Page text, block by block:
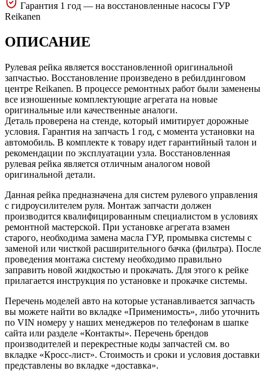
Гарантия 1 год — на восстановленные насосы ГУР
Reikanen
ОПИСАНИЕ
Рулевая рейка является восстановленной оригинальной
запчастью. Восстановление произведено в ребилдинговом
центре Reikanen. В процессе ремонтных работ были заменены
все изношенные комплектующие агрегата на новые
оригинальные или качественные аналоги.
Деталь проверена на стенде, который имитирует дорожные
условия. Гарантия на запчасть 1 год, с момента установки на
автомобиль. В комплекте к товару идет гарантийный талон и
рекомендации по эксплуатации узла. Восстановленная
рулевая рейка является отличным аналогом новой
оригинальной детали.
Данная рейка предназначена для систем рулевого управления
с гидроусилителем руля. Монтаж запчасти должен
производится квалифицированным специалистом в условиях
ремонтной мастерской. При установке агрегата взамен
старого, необходима замена масла ГУР, промывка системы с
заменой или чисткой расширительного бачка (фильтра). После
проведения монтажа систему необходимо правильно
заправить новой жидкостью и прокачать. Для этого к рейке
прилагается инструкция по установке и прокачке системы.
Перечень моделей авто на которые устанавливается запчасть
вы можете найти во вкладке «Применимость», либо уточнить
по VIN номеру у наших менеджеров по телефонам в шапке
сайта или разделе «Контакты». Перечень брендов
производителей и перекрестные коды запчастей см. во
вкладке «Кросс-лист». Стоимость и сроки и условия доставки
представлены во вкладке «доставка».